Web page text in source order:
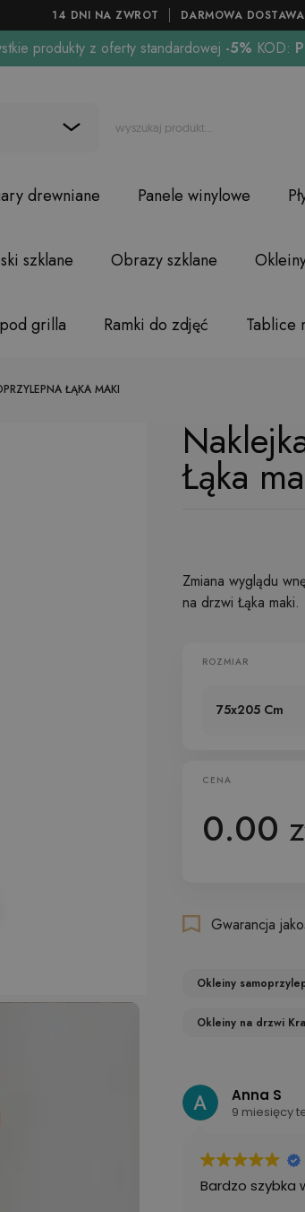
14 DNI NA ZWROT DARMOWA
produkty z oferty standardowej -5% KOD:
drewniane Panele winylowe
szklane Obrazy szklane
grilla Ramki do zdjęć Tablice
ŁĄKA MAKI
Łąka
Zmiana wyglądu
na drzwi Łąka maki.
ROZMIAR
75x205 Cm
CENA
0.00
Gwarancja
Okleiny
Okleiny na drzwi
Anna S
9 miesięcy
Bardzo szybka